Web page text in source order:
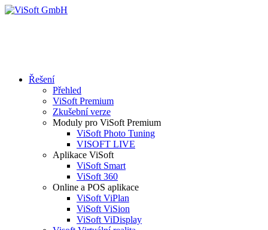
Řešení
Přehled
ViSoft Premium
Zkušební verze
Moduly pro ViSoft Premium
ViSoft Photo Tuning
VISOFT LIVE
Aplikace ViSoft
ViSoft Smart
ViSoft 360
Online a POS aplikace
ViSoft ViPlan
ViSoft ViSion
ViSoft ViDisplay